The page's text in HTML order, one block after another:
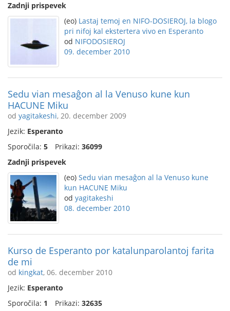
Zadnji prispevek
(eo) Lastaj temoj en NIFO-DOSIEROJ, la blogo
pri nifoj kal ekstertera vivo en Esperanto
od NIFODOSIEROJ
09. december 2010
Sedu vian mesaĝon al la Venuso kune kun
HACUNE Miku
od yagitakeshi, 20. december 2009
Jezik: Esperanto
Sporočila: 5 Prikazi: 36099
Zadnji prispevek
(eo) Sedu vian mesaĝon al la Venuso kune
kun HACUNE Miku
od yagitakeshi
08. december 2010
Kurso de Esperanto por katalunparolantoj farita
de mi
od kingkat, 06. december 2010
Jezik: Esperanto
Sporočila: 1 Prikazi: 32635